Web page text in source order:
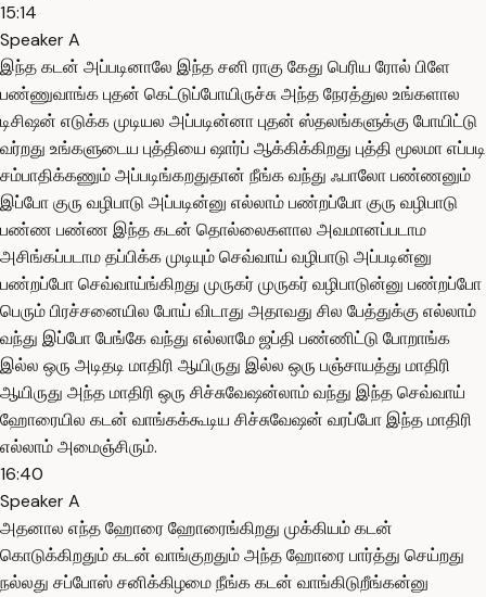
15:14
Speaker A
இந்த கடன் அப்படினாலே இந்த சனி ராகு கேது பெரிய ரோல் பிளே
பண்ணுவாங்க புதன் கெட்டுப்போயிருச்சு அந்த நேரத்துல உங்களால
டிசிஷன் எடுக்க முடியல அப்படின்னா புதன் ஸ்தலங்களுக்கு போயிட்டு
வர்றது உங்களுடைய புத்தியை ஷார்ப் ஆக்கிக்கிறது புத்தி மூலமா எப்படி
சம்பாதிக்கணும் அப்படிங்கறதுதான் நீங்க வந்து ஃபாலோ பண்ணனும்
இப்போ குரு வழிபாடு அப்படின்னு எல்லாம் பண்றப்போ குரு வழிபாடு
பண்ண பண்ண இந்த கடன் தொல்லைகளால அவமானப்படாம
அசிங்கப்படாம தப்பிக்க முடியும் செவ்வாய் வழிபாடு அப்படின்னு
பண்றப்போ செவ்வாய்ங்கிறது முருகர் முருகர் வழிபாடுன்னு பண்றப்போ
பெரும் பிரச்சனையில போய் விடாது அதாவது சில பேத்துக்கு எல்லாம்
வந்து இப்போ பேங்கே வந்து எல்லாமே ஜப்தி பண்ணிட்டு போறாங்க
இல்ல ஒரு அடிதடி மாதிரி ஆயிருது இல்ல ஒரு பஞ்சாயத்து மாதிரி
ஆயிருது அந்த மாதிரி ஒரு சிச்சுவேஷன்லாம் வந்து இந்த செவ்வாய்
ஹோரையில கடன் வாங்கக்கூடிய சிச்சுவேஷன் வரப்போ இந்த மாதிரி
எல்லாம் அமைஞ்சிரும்.
16:40
Speaker A
அதனால எந்த ஹோரை ஹோரைங்கிறது முக்கியம் கடன்
கொடுக்கிறதும் கடன் வாங்குறதும் அந்த ஹோரை பார்த்து செய்றது
நல்லது சப்போஸ் சனிக்கிழமை நீங்க கடன் வாங்கிடுறீங்கன்னு